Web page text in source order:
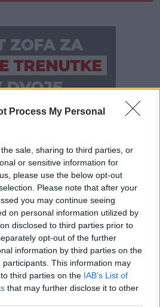
Process My Personal
sale, sharing to third parties, or
or sensitive information for
please use the below opt-out
Please note that after your
you may continue seeing
on personal information utilized by
disclosed to third parties prior to
opt-out of the further
information by third parties on the
participants. This information may
third parties on the IAB’s List of
that may further disclose it to other